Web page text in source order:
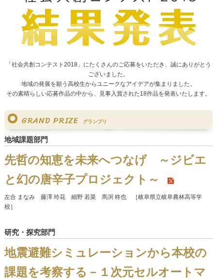
「社会共創コンテスト2018」にたくさんのご応募をいただき、誠にありがとう
ございました。
地域の発展を願う高校生からユニークなアイデアが集まりました。
その素晴らしい応募作品の中から、見事入賞された18作品を発表いたします。
GRAND PRIZE グランプリ
地域課題部門
先哲の知恵を未来へつなげ ～ジビエ
と幻の唐辛子プロジェクト～
左合 まなみ 藤澤 玲花 細野 若菜 馬渕 柊也 ［岐阜県立岐阜農林高等学
校］
研究・探究部門
地震避難シミュレーションから本校の
課題を考察する－１次元セルオートマ